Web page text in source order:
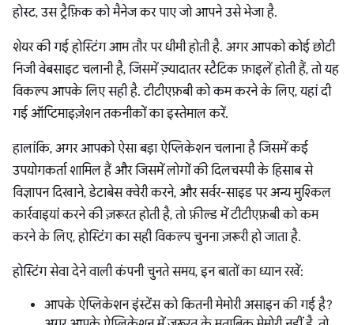
होस्ट, उस ट्रैफ़िक को मैनेज कर पाए जो आपने उसे भेजा है.
शेयर की गई होस्टिंग आम तौर पर धीमी होती है. अगर आपको कोई छोटी
निजी वेबसाइट चलानी है, जिसमें ज़्यादातर स्टैटिक फ़ाइलें होती हैं, तो यह
विकल्प आपके लिए सही है. टीटीएफ़बी को कम करने के लिए, यहां दी
गई ऑप्टिमाइज़ेशन तकनीकों का इस्तेमाल करें.
हालांकि, अगर आपको ऐसा बड़ा ऐप्लिकेशन चलाना है जिसमें कई
उपयोगकर्ता शामिल हैं और जिसमें लोगों की दिलचस्पी के हिसाब से
विज्ञापन दिखाने, डेटाबेस क्वेरी करने, और सर्वर-साइड पर अन्य मुश्किल
कार्रवाइयां करने की ज़रूरत होती है, तो फ़ील्ड में टीटीएफ़बी को कम
करने के लिए, होस्टिंग का सही विकल्प चुनना ज़रूरी हो जाता है.
होस्टिंग सेवा देने वाली कंपनी चुनते समय, इन बातों का ध्यान रखें:
आपके ऐप्लिकेशन इंस्टेंस को कितनी मेमोरी असाइन की गई है?